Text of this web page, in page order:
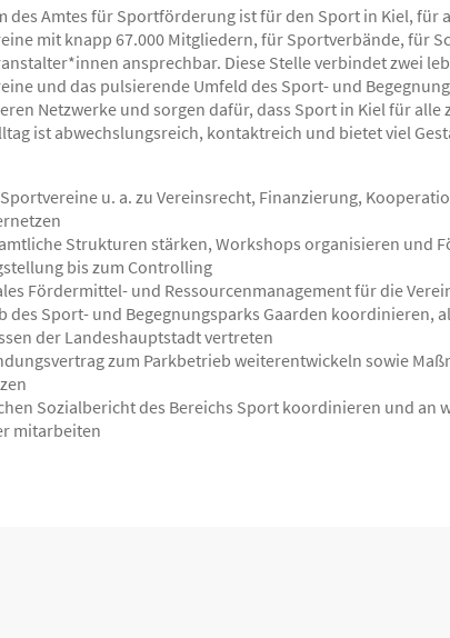
des Amtes für Sportförderung ist für den Sport in Kiel,
mit knapp 67.000 Mitgliedern, für Sportverbände, für
ansprechbar. Diese Stelle verbindet zwei
und das pulsierende Umfeld des Sport- und
Netzwerke und sorgen dafür, dass Sport in Kiel für
ist abwechslungsreich, kontaktreich und bietet viel
u. a. zu Vereinsrecht, Finanzierung,
Strukturen stärken, Workshops organisieren und
bis zum Controlling
Fördermittel- und Ressourcenmanagement für die
des Sport- und Begegnungsparks Gaarden koordinieren,
der Landeshauptstadt vertreten
zum Parkbetrieb weiterentwickeln sowie
Sozialbericht des Bereichs Sport koordinieren und an
mitarbeiten